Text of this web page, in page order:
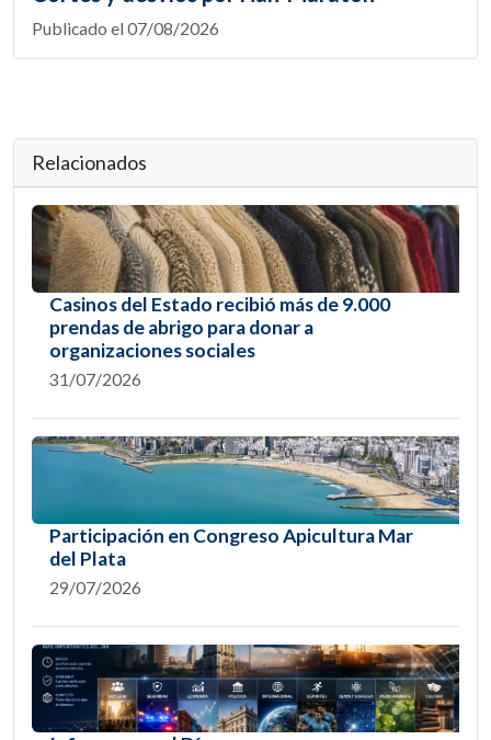
Publicado el 07/08/2026
Relacionados
Casinos del Estado recibió más de 9.000
prendas de abrigo para donar a
organizaciones sociales
31/07/2026
Participación en Congreso Apicultura Mar
del Plata
29/07/2026